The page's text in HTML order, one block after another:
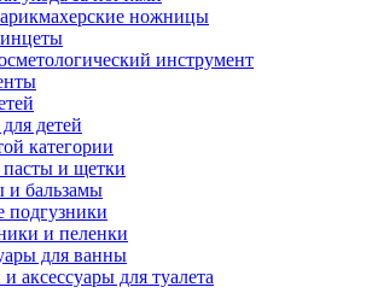
ножницы
инструмент
детей
категории
и щетки
бальзамы
подгузники
и пеленки
для ванны
аксессуары для туалета